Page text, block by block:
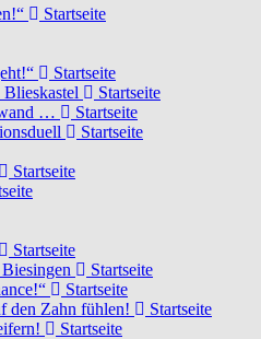
Startseite
Startseite
Startseite
…
Startseite
Startseite
Startseite
Startseite
Startseite
Startseite
den Zahn fühlen!
Startseite
Startseite